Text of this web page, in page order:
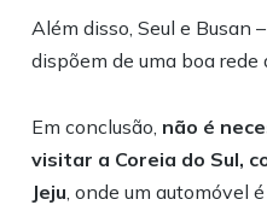
Além disso, Seul e Busan
dispõem de uma boa
Em conclusão, não é
visitar a Coreia do Sul,
Jeju, onde um automóvel